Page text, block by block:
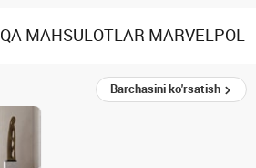
MAHSULOTLAR MARVELPOL
Barchasini ko'rsatish